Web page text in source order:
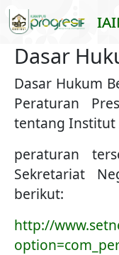
Skip to main content
Dasar
Dasar Hukum
Peraturan
tentang Institut
peraturan
Sekretariat
berikut:
http://